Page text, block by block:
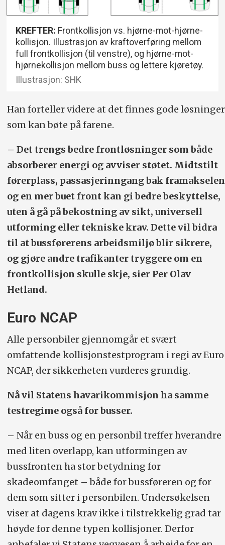
KREFTER: Frontkollisjonvs. hjørne-mot-hjørne-
kollisjon. Illustrasjon av kraftoverføring mellom
full frontkollisjon (til venstre), og hjørne-mot-
hjørnekollisjon mellom buss og lettere kjøretøy.
Illustrasjon: SHK
Han forteller videre at det finnes gode løsninger
som kan bøte på farene.
– Det trengs bedre frontløsninger som både
absorberer energi og avviser støtet. Midtstilt
førerplass, passasjerinngang bak framakselen
og en mer buet front kan gi bedre beskyttelse,
uten å gå på bekostning av sikt, universell
utforming eller tekniske krav. Dette vil bidra
til at bussførerens arbeidsmiljø blir sikrere,
og gjøre andre trafikanter tryggere om en
frontkollisjon skulle skje, sier Per Olav
Hetland.
Euro NCAP
Alle personbiler gjennomgår et svært
omfattende kollisjonstestprogram i regi av Euro
NCAP, der sikkerheten vurderes grundig.
Nå vil Statens havarikommisjon ha samme
testregime også for busser.
– Når en buss og en personbil treffer hverandre
med liten overlapp, kan utformingen av
bussfronten ha stor betydning for
skadeomfanget – både for bussføreren og for
dem som sitter i personbilen. Undersøkelsen
viser at dagens krav ikke i tilstrekkelig grad tar
høyde for denne typen kollisjoner. Derfor